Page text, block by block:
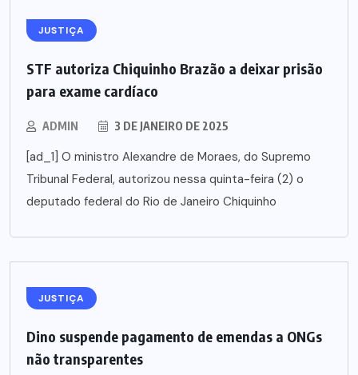
JUSTIÇA
STF autoriza Chiquinho Brazão a deixar prisão
para exame cardíaco
ADMIN 3 DE JANEIRO DE 2025
[ad_1] O ministro Alexandre de Moraes, do Supremo
Tribunal Federal, autorizou nessa quinta-feira (2) o
deputado federal do Rio de Janeiro Chiquinho
JUSTIÇA
Dino suspende pagamento de emendas a ONGs
não transparentes